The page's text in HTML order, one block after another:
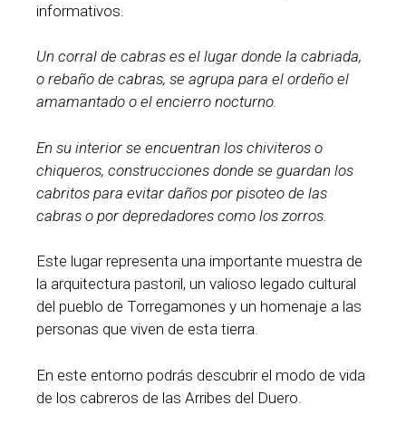
informativos.
Un corral de cabras es el lugar donde la cabriada,
o rebaño de cabras, se agrupa para el ordeño el
amamantado o el encierro nocturno.
En su interior se encuentran los chiviteros o
chiqueros, construcciones donde se guardan los
cabritos para evitar daños por pisoteo de las
cabras o por depredadores como los zorros.
Este lugar representa una importante muestra de
la arquitectura pastoril, un valioso legado cultural
del pueblo de Torregamones y un homenaje a las
personas que viven de esta tierra.
En este entorno podrás descubrir el modo de vida
de los cabreros de las Arribes del Duero.